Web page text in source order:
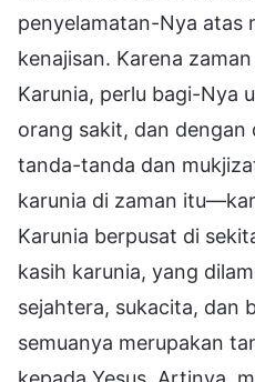
penyelamatan-Nya atas
kenajisan. Karena
Karunia, perlu bagi-Nya
orang sakit, dan dengan
tanda-tanda dan
karunia di zaman
Karunia berpusat di
kasih karunia, yang
sejahtera, sukacita, dan
semuanya merupakan